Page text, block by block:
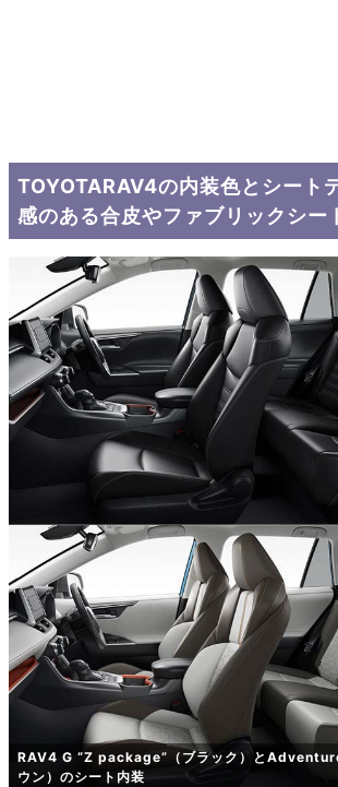
TOYOTARAV4の内装色とシート
感のある合皮やファブリックシー
RAV4 G “Z package”（ブラック）と
ウン）のシート内装